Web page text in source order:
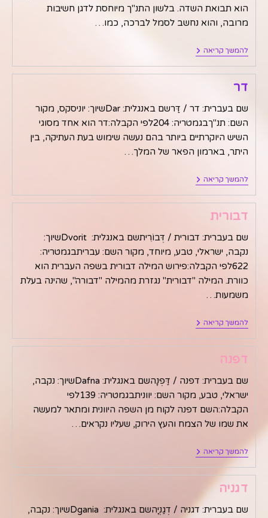
הוא תבואת השדה. בלשון התנ"ך מיוחסת לדגן חשיבות
מרובה, והוא נחשב לסמל לברכה, כמו…
להמשך קריאהדגן
דר
שם בעברית: דר / דַּרשם באנגלית: Darשיוך: יוניסקס, מקור
השם: תנ"ךבגמטריה: 204לפי הקבלה:דר הוא אחד מסוגי
השיש היוקרתיים ביותר בהם נעשה שימוש בעת העתיקה, בין
היתר, בארמון הפאר של המלך…
להמשך קריאהדר
דבורית
שם בעברית: דבורית / דְּבוֹרִיתשם באנגלית: Dvoritשיוך:
נקבה, ישראלי, טבע, מיוחד, מקור השם: עבריתבגמטריה:
622לפי הקבלה:פירוש המילה דבורית בשפה העברית הוא
כוורת. המילה "דבורית" נגזרת מהמילה "דבורה", שהינה בעלת
משמעות…
להמשך קריאהדבורית
דפנה
שם בעברית: דפנה / דַּפְנָהשם באנגלית: Dafnaשיוך: נקבה,
ישראלי, טבע, מקור השם: יווניתבגמטריה: 139לפי
הקבלה:השם דפנה לקוח מן השפה היוונית ומתאר למעשה
את שמו של הצמח והעץ הירוק, שעליו נקראים…
להמשך קריאה דפנה
דגניה
שם בעברית: דגניה / דְגַנְיָהשם באנגלית: Dganiaשיוך: נקבה,